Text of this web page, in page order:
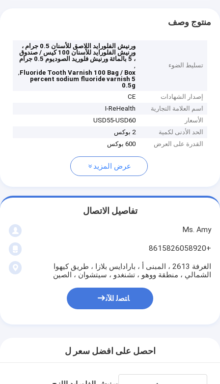
منتوج وصف
تسليط الضوء
ورنيش الفلورايد اللاصق للأسنان 0.5 جرام ،
ورنيش الفلورايد للأسنان 100 كيس / صندوق
، 5 بالمائة ورنيش فلوريد الصوديوم 0.5 جرام
,
Fluoride Tooth Varnish 100 Bag / Box
,
5 percent sodium fluoride varnish
0.5g
إصدار الشهادات
CE
اسم العلامة التجارية
I-ReHealth
الأسعار
USD55-USD60
الحد الأدنى لكمية
2 بوكس
القدرة على العرض
600 بوكس
عرض المزيد
تفاصيل الاتصال
Ms. Amy
+8615826058920
الغرفة 2613 ، المبنى أ ، بارادايس بلازا ، طريق كيهوا
الشمالي ، منطقة ووهو ، تشنغدو ، سيتشوان ، الصين
ﺎﺘﺼﻟ ﺍﻶﻧ
احصل على افضل سعر ل